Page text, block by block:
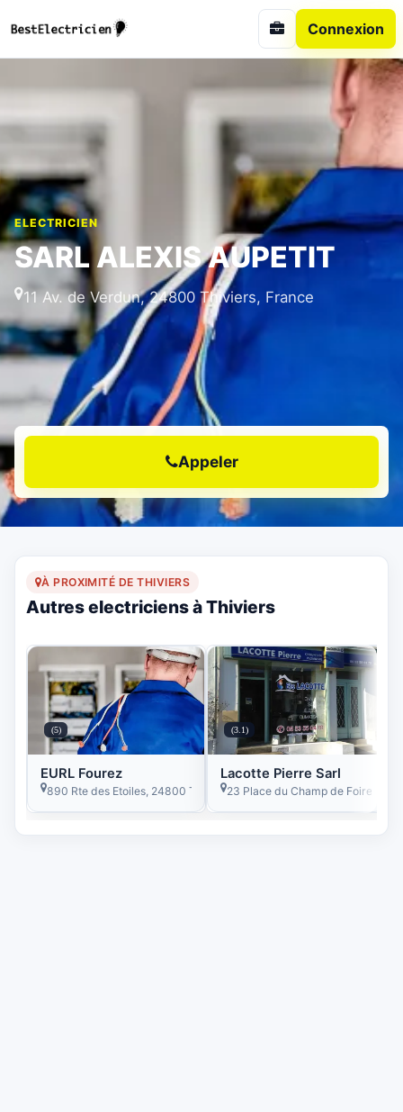
Connexion
ELECTRICIEN
SARL ALEXIS AUPETIT
11 Av. de Verdun, 24800 Thiviers, France
Appeler
À PROXIMITÉ DE THIVIERS
Autres electriciens à Thiviers
(5)
EURL Fourez
890 Rte des Etoiles, 24800 Thiviers, France
(3.1)
Lacotte Pierre Sarl
23 Place du Champ de Foire,